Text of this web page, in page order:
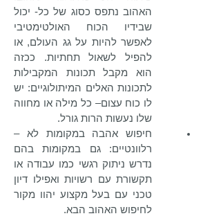
האהוב נתפס כסוג של כל- יכול
שבידיו הכוח האולטימטיבי
לאפשר להיות על גג העולם, או
להפיל לשאול תחתיות. ככזה
הוא מקבל תכונות המקבילות
לתכונות האלים המיתולוגיים: יש
לו כוח עצום– כל מילה או מחווה
שלו נעשות הרות גורל.
חיפוש אהבה במקומות לא –
רלוונטיים: גם במקומות בהם
נדרש ניתוק רגשי כמו עבודה או
תקשורת עם רשויות ואפילו דיון
טכני עם בעל מקצוע יהוו מקור
לחיפוש האהוב הבא.